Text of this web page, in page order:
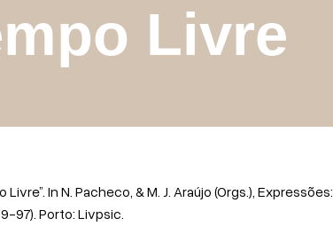
Livre
Livre”. In N. Pacheco, & M. J. Araújo (Orgs.), Expressões:
97). Porto: Livpsic.